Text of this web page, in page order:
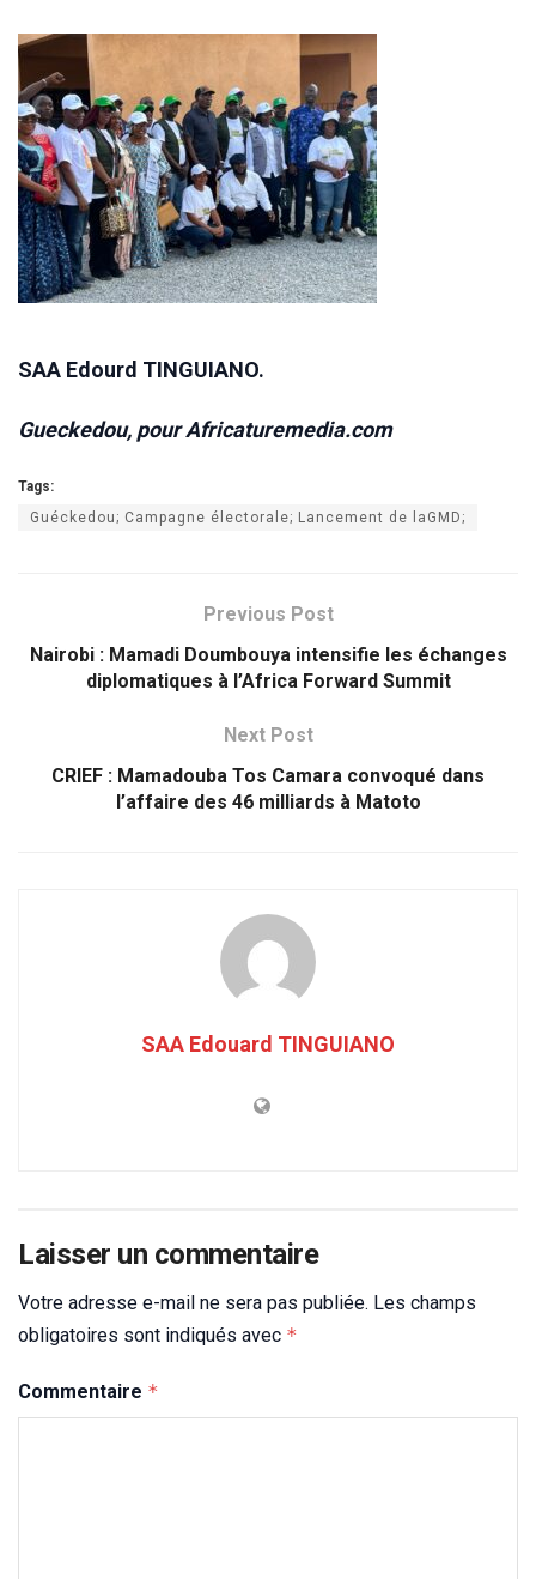
SAA Edourd TINGUIANO.
Gueckedou, pour Africaturemedia.com
Tags:
Guéckedou; Campagne électorale; Lancement de laGMD;
Previous Post
Nairobi : Mamadi Doumbouya intensifie les échanges
diplomatiques à l’Africa Forward Summit
Next Post
CRIEF : Mamadouba Tos Camara convoqué dans
l’affaire des 46 milliards à Matoto
SAA Edouard TINGUIANO
Laisser un commentaire
Votre adresse e-mail ne sera pas publiée. Les champs
obligatoires sont indiqués avec *
Commentaire *